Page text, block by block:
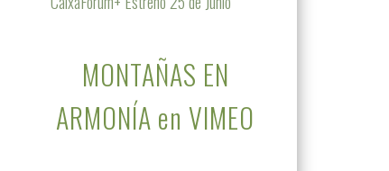
MONTAÑAS EN
ARMONÍA en VIMEO